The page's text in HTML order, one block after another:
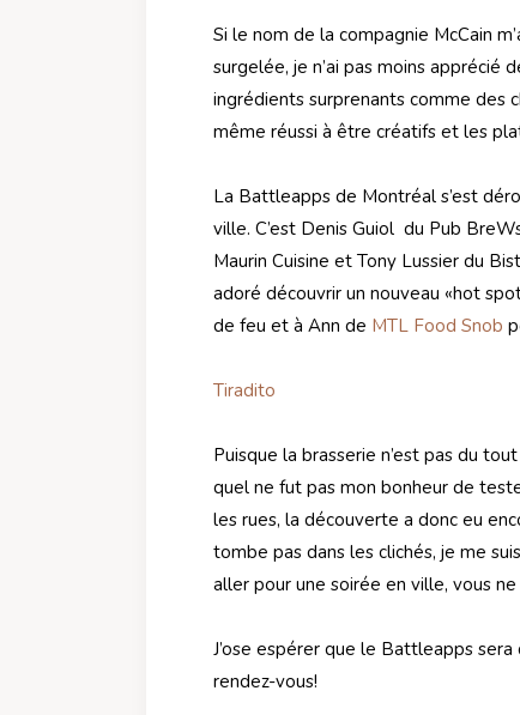
Si le nom de la compagnie McCain
surgelée, je n’ai pas moins apprécié
ingrédients surprenants comme des
même réussi à être créatifs et les
La Battleapps de Montréal s’est
ville. C’est Denis Guiol du Pub
Maurin Cuisine et Tony Lussier du
adoré découvrir un nouveau «hot
de feu et à Ann de MTL Food Snob
Tiradito
Puisque la brasserie n’est pas du
quel ne fut pas mon bonheur de
les rues, la découverte a donc eu
tombe pas dans les clichés, je me
aller pour une soirée en ville, vous
J’ose espérer que le Battleapps
rendez-vous!